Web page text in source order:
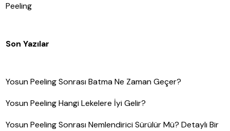
Peeling
Son Yazılar
Yosun Peeling Sonrası Batma Ne Zaman Geçer?
Yosun Peeling Hangi Lekelere İyi Gelir?
Yosun Peeling Sonrası Nemlendirici Sürülür Mü? Detaylı Bir